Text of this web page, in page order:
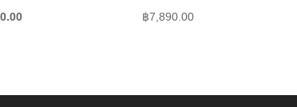
Current
฿7,890.00